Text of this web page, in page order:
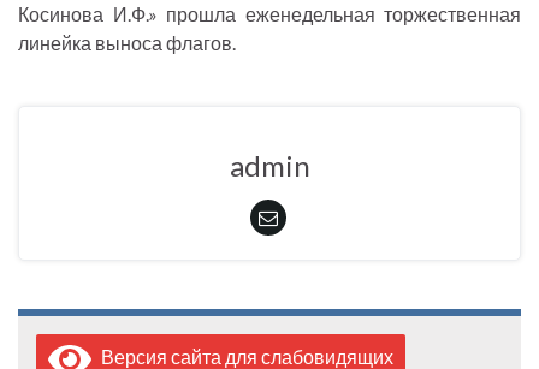
Косинова И.Ф.» прошла еженедельная торжественная
линейка выноса флагов.
admin
Версия сайта для слабовидящих